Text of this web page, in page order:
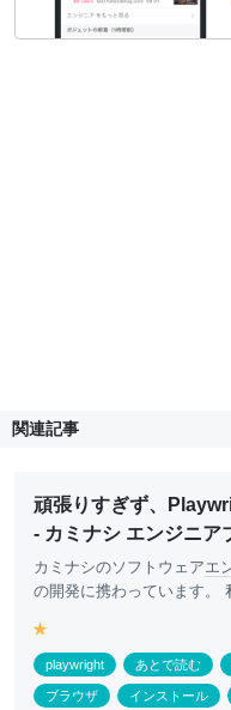
関連記事
頑張りすぎず、
- カミナシ エンジニア
カミナシのソフトウェアエ
の開発に携わっています。
e
ll
o
playwright あとで読む
ブラウザ インストール